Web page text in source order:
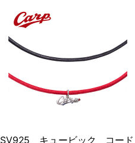
SV925 キュービック コード